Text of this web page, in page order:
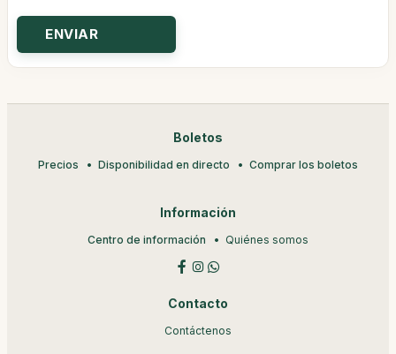
Boletos
Precios Disponibilidad en directo Comprar los boletos
Información
Centro de información Quiénes somos
Contacto
Contáctenos